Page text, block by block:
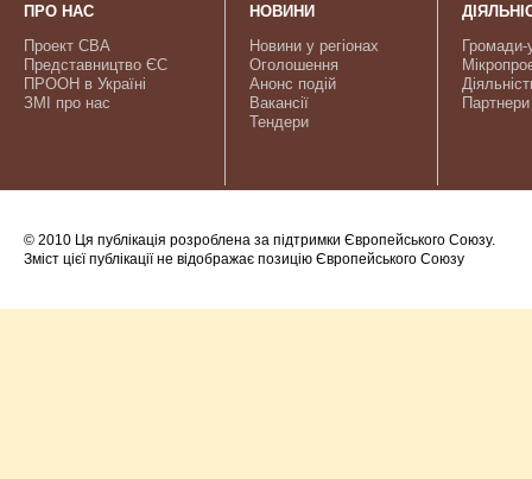
ПРО НАС
Проект CBA
Представництво ЄС
ПРООН в Україні
ЗМІ про нас
НОВИНИ
Новини у регіонах
Оголошення
Анонс подій
Вакансії
Тендери
Громади-
Партнери
© 2010 Ця публікація розроблена за підтримки Європейського Союзу.
Зміст цієї публікації не відображає позицію Європейського Союзу